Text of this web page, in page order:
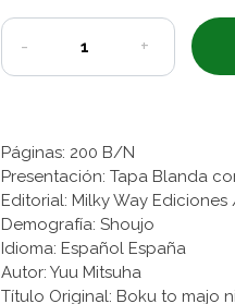
- +
Páginas: 200 B/N
Presentación: Tapa Blanda
Editorial: Milky Way
Demografía: Shoujo
Idioma: Español España
Autor: Yuu Mitsuha
Título Original: Boku to majo